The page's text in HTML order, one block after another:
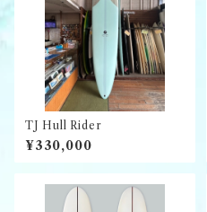
TJ Hull Rider
¥330,000